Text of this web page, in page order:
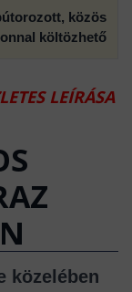
közös
költözhető
LEÍRÁSA
közelében